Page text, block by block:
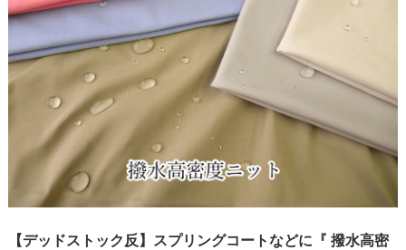
【デッドストック反】スプリングコートなどに『 撥水高密